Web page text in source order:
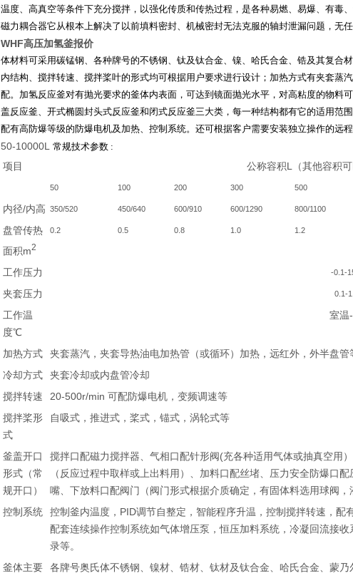
温度、高真空等条件下充分搅拌，以强化传质和传热过程，是各种易燃、易爆、有毒
磁力耦合器它从根本上解决了以前填料密封、机械密封无法克服的轴封泄漏问题，无
WHF高压加氢釜报价
体材料可采用碳锰钢、各种牌号的不锈钢、钛及钛合金、镍、哈氏合金、锆及其复合
内结构、搅拌转速、搅拌桨叶的形式均可根据用户要求进行设计；加热方式有夹套蒸
配。加氢反应釜对有抛光要求的釜体内表面，可达到镜面抛光水平，对高粘度的物
盖反应釜、开式椭圆封头式反应釜和闭式反应釜三大类，每一种结构都有它的适用范
配有高防爆等级的防爆电机及加热、控制系统。还可根据客户需要安装独立操作的远程
50-10000L常规技术参数 :
项目 公称容积L（其他容积
50 100 200 300 500
内径/内高 350/520 450/640 600/910 600/1290 800/1100
盘管传热
面积m2
0.2 0.5 0.8 1.0 1.2
工作压力 -0.1-
夹套压力 0.1-
工作温
度℃
室
加热方式
夹套蒸汽，夹套导热油电加热管（或循环）加热，远红外，外半盘
冷却方式
夹套冷却或内盘管冷却
搅拌转速
20-500r/min 可配防爆电机，变频调速等
搅拌桨形
式
自吸式，推进式，桨式，锚式，涡轮式等
釜盖开口
形式（常
规开口）
搅拌口配磁力搅拌器、气相口配针形阀(充各种适用气体或抽真空用
（反应过程中取样或上出料用）、加料口配丝堵、压力安全防爆口
嘴、下放料口配阀门（阀门形式根据介质确定，有固体料选用球阀，
控制系统
控制釜内温度，PID调节自整定，智能程序升温，控制搅拌转速，
配套连续操作控制系统如气体增压泵，恒压加料系统，冷凝回流接
录等。
釜体主要
各牌号奥氏体不锈钢、镍材、锆材、钛材及钛合金、哈氏合金、蒙